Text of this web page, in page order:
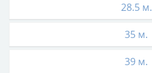
28.5 м.
35 м.
39 м.